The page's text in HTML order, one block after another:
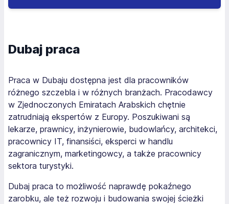
Dubaj praca
Praca w Dubaju dostępna jest dla pracowników
różnego szczebla i w różnych branżach. Pracodawcy
w Zjednoczonych Emiratach Arabskich chętnie
zatrudniają ekspertów z Europy. Poszukiwani są
lekarze, prawnicy, inżynierowie, budowlańcy, architekci,
pracownicy IT, finansiści, eksperci w handlu
zagranicznym, marketingowcy, a także pracownicy
sektora turystyki.
Dubaj praca to możliwość naprawdę pokaźnego
zarobku, ale też rozwoju i budowania swojej ścieżki